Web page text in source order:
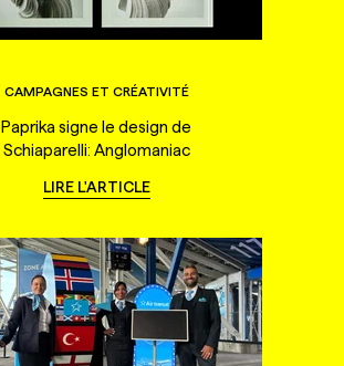
CAMPAGNES ET CRÉATIVITÉ
Paprika signe le design de
Schiaparelli: Anglomaniac
LIRE L'ARTICLE